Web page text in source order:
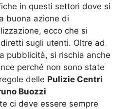
in questi settori dove si
buona azione di
ecco che si
sugli utenti. Oltre ad
pubblicità, si rischia anche
perché non sono state
delle Pulizie Centri
Buozzi
ci deve essere sempre